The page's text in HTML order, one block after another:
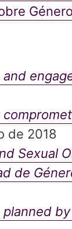
de 2018
Sexual
de